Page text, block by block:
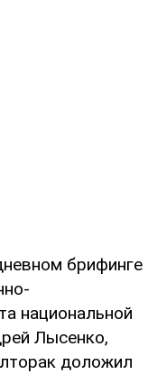
брифинге
национальной
Лысенко,
доложил